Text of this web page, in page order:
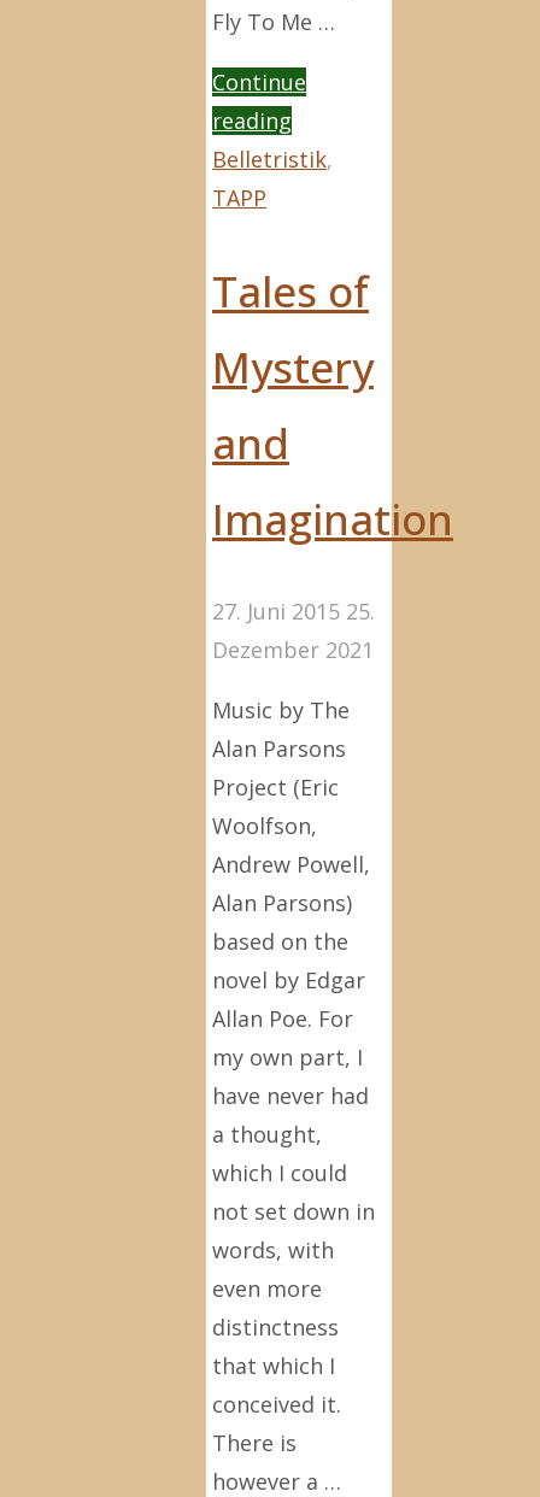
Fly To Me …
Continue
reading"The
Secret"
Belletristik,
TAPP
Tales of
Mystery
and
Imagination
27. Juni 2015 25.
Dezember 2021
Music by The
Alan Parsons
Project (Eric
Woolfson,
Andrew Powell,
Alan Parsons)
based on the
novel by Edgar
Allan Poe. For
my own part, I
have never had
a thought,
which I could
not set down in
words, with
even more
distinctness
that which I
conceived it.
There is
however a …